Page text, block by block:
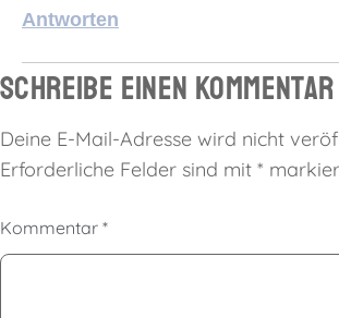
Antworten
Schreibe einen Kommentar
Deine E-Mail-Adresse wird nicht
Erforderliche Felder sind mit *
Kommentar *